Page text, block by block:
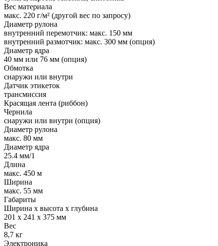
Вес материала
макс. 220 г/м² (другой вес по запросу)
Диаметр рулона
внутренний перемотчик: макс. 150 мм
внутренний размотчик: макс. 300 мм (опция)
Диаметр ядра
40 мм или 76 мм (опция)
Обмотка
снаружи или внутри
Датчик этикеток
трансмиссия
Красящая лента (риббон)
Чернила
снаружи или внутри (опция)
Диаметр рулона
макс. 80 мм
Диаметр ядра
25.4 мм/1
Длина
макс. 450 м
Ширина
макс. 55 мм
Габариты
Ширина x высота x глубина
201 x 241 x 375 мм
Вес
8,7 кг
Электроника